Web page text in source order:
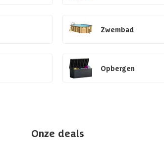
Zwembad
Opbergen
Onze deals